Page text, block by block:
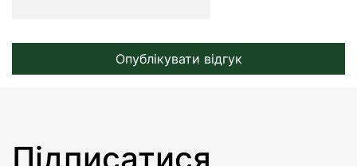
Опублікувати відгук